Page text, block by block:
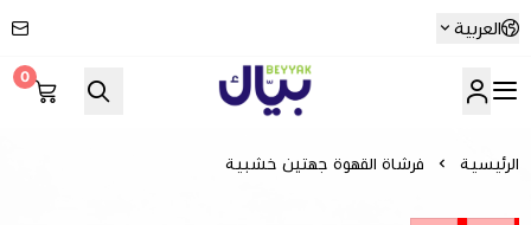
العربية
Beyyak
0
الرئيسية فرشاة القهوة جهتين خشبية